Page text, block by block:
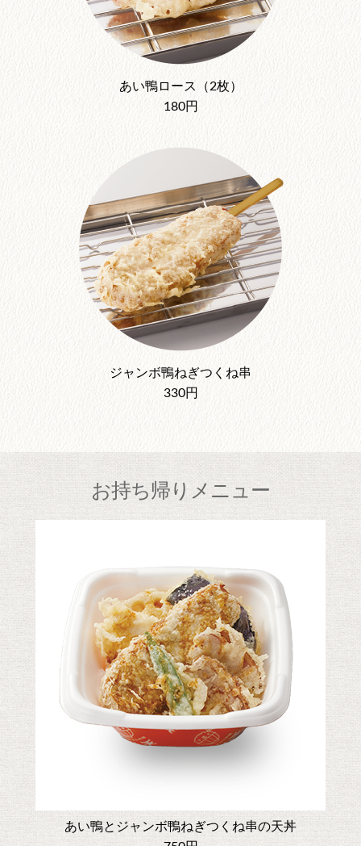
あい鴨ロース（2枚）
180円
ジャンボ鴨ねぎつくね串
330円
お持ち帰りメニュー
あい鴨とジャンボ鴨ねぎつくね串の天丼